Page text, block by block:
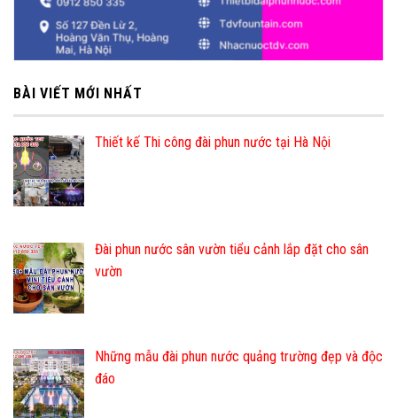
BÀI VIẾT MỚI NHẤT
Thiết kế Thi công đài phun nước tại Hà Nội
Đài phun nước sân vườn tiểu cảnh lắp đặt cho sân
vườn
Những mẫu đài phun nước quảng trường đẹp và độc
đáo